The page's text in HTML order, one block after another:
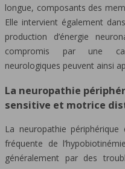
longue, composants des
Elle intervient également
production d’énergie
compromis par une
neurologiques peuvent ainsi
La neuropathie
sensitive et motrice
La neuropathie
fréquente de
généralement par des